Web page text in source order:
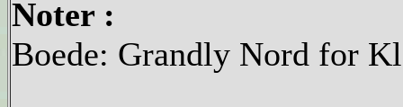
Noter :
Boede: Grandly Nord for